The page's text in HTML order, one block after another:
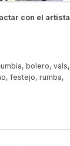
con el artista
bolero, vals,
festejo, rumba,